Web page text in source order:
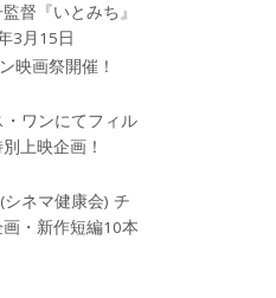
督『いとみち』
3月15日
映画祭開催！
ワンにてフィル
上映企画！
ネマ健康会) チ
・新作短編10本